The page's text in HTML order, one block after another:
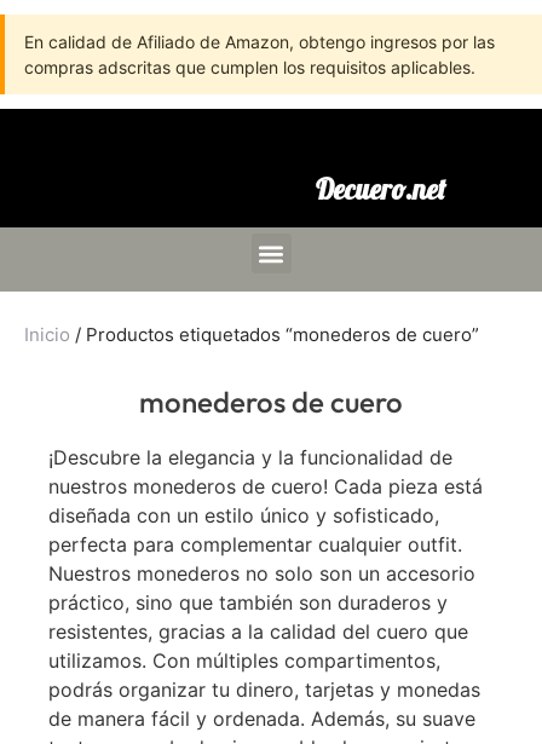
En calidad de Afiliado de Amazon, obtengo ingresos por las
compras adscritas que cumplen los requisitos aplicables.
Decuero.net
Inicio / Productos etiquetados “monederos de cuero”
monederos de cuero
¡Descubre la elegancia y la funcionalidad de
nuestros monederos de cuero! Cada pieza está
diseñada con un estilo único y sofisticado,
perfecta para complementar cualquier outfit.
Nuestros monederos no solo son un accesorio
práctico, sino que también son duraderos y
resistentes, gracias a la calidad del cuero que
utilizamos. Con múltiples compartimentos,
podrás organizar tu dinero, tarjetas y monedas
de manera fácil y ordenada. Además, su suave